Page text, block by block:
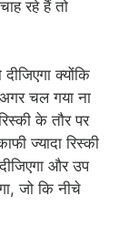
रहे हैं तो
क्योंकि
चल गया ना
के तौर पर
ज्यादा रिस्की
और उप
जो कि नीचे